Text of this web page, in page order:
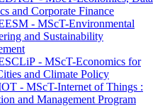
and Corporate Finance
- MScT-Environmental
and Sustainability
- MScT-Economics for
and Climate Policy
- MScT-Internet of Things :
and Management Program